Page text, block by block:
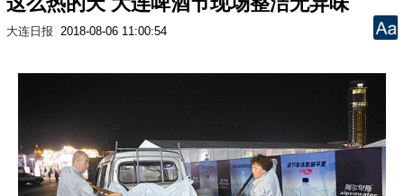
大连日报 2018-08-06 11:00:54